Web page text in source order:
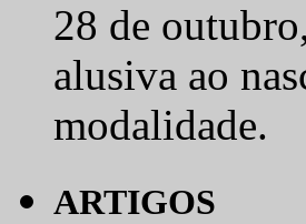
28 de
alusiva ao
modalidade.
ARTIGOS